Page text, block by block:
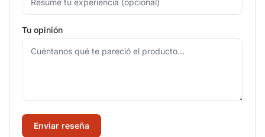
Tu opinión
Enviar reseña